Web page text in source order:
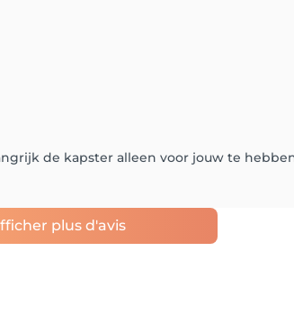
de kapster alleen voor jouw te
plus d'avis